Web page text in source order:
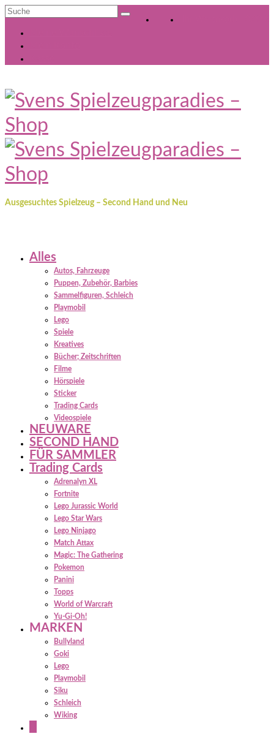
Suche
Ausgesuchtes Spielzeug – Second Hand und Neu
Alles
Autos, Fahrzeuge
Puppen, Zubehör, Barbies
Sammelfiguren, Schleich
Playmobil
Lego
Spiele
Kreatives
Bücher; Zeitschriften
Filme
Hörspiele
Sticker
Trading Cards
Videospiele
NEUWARE
SECOND HAND
FÜR SAMMLER
Trading Cards
Adrenalyn XL
Fortnite
Lego Jurassic World
Lego Star Wars
Lego Ninjago
Match Attax
Magic: The Gathering
Pokemon
Panini
Topps
World of Warcraft
Yu-Gi-Oh!
MARKEN
Bullyland
Goki
Lego
Playmobil
Siku
Schleich
Wiking